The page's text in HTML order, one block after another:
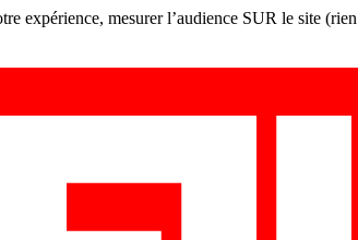
expérience, mesurer l’audience SUR le site